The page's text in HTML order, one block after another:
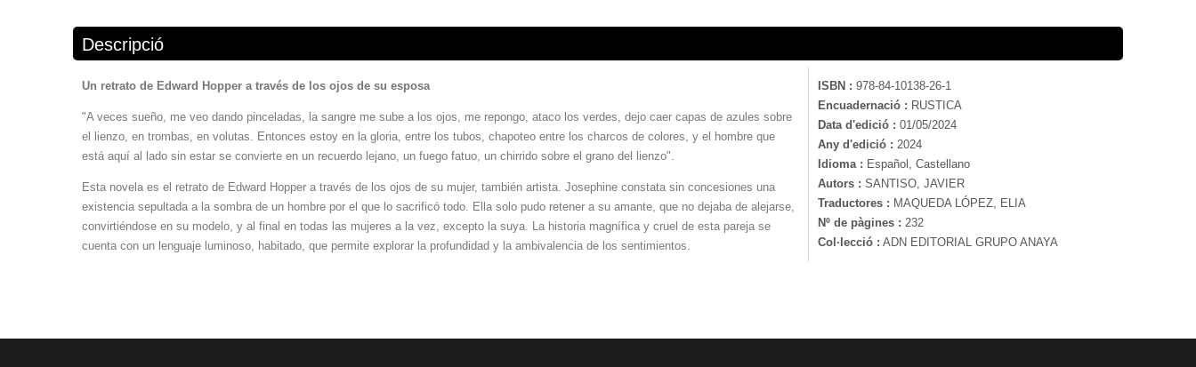
Descripció
ISBN : 978-84-10138-26-1
Encuadernació : RUSTICA
Data d'edició : 01/05/2024
Any d'edició : 2024
Idioma : Español, Castellano
Autors : SANTISO, JAVIER
Traductores : MAQUEDA LÓPEZ, ELIA
Nº de pàgines : 232
Col·lecció : ADN EDITORIAL GRUPO ANAYA
Un retrato de Edward Hopper a través de los ojos de su esposa
"A veces sueño, me veo dando pinceladas, la sangre me sube a los ojos, me repongo, ataco los verdes, dejo caer capas de azules sobre
el lienzo, en trombas, en volutas. Entonces estoy en la gloria, entre los tubos, chapoteo entre los charcos de colores, y el hombre que
está aquí al lado sin estar se convierte en un recuerdo lejano, un fuego fatuo, un chirrido sobre el grano del lienzo".
Esta novela es el retrato de Edward Hopper a través de los ojos de su mujer, también artista. Josephine constata sin concesiones una
existencia sepultada a la sombra de un hombre por el que lo sacrificó todo. Ella solo pudo retener a su amante, que no dejaba de alejarse,
convirtiéndose en su modelo, y al final en todas las mujeres a la vez, excepto la suya. La historia magnífica y cruel de esta pareja se
cuenta con un lenguaje luminoso, habitado, que permite explorar la profundidad y la ambivalencia de los sentimientos.